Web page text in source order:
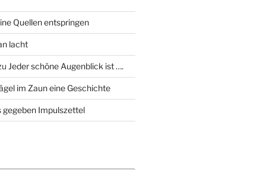
Quellen entspringen
lacht
Jeder schöne Augenblick ist ….
im Zaun eine Geschichte
gegeben Impulszettel